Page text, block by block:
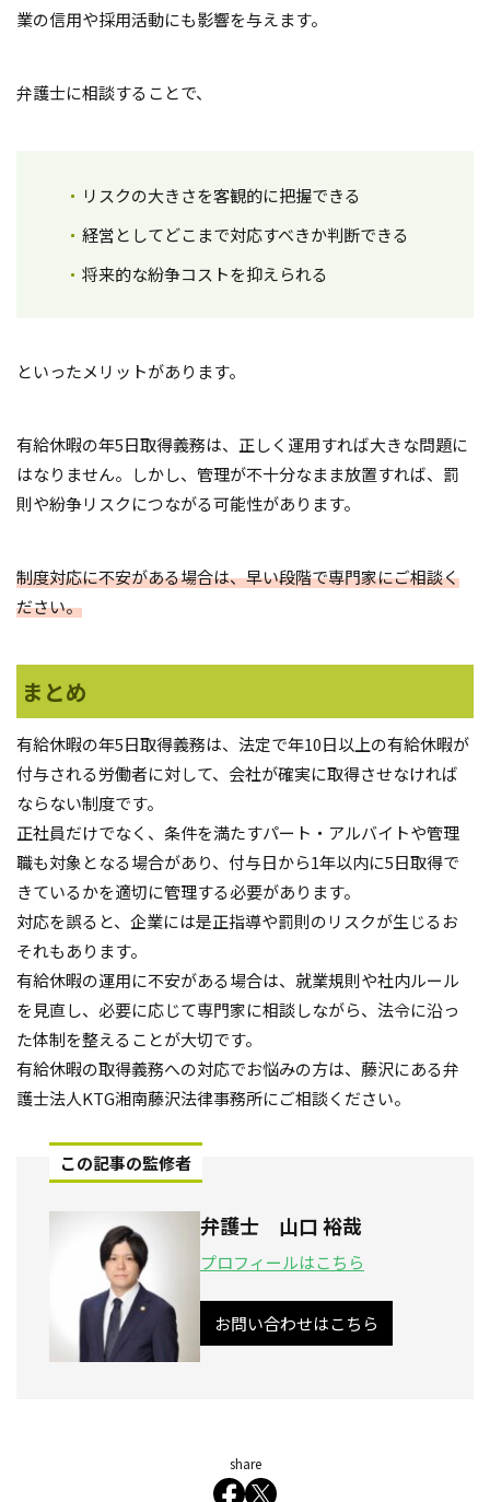
業の信用や採用活動にも影響を与えます。
弁護士に相談することで、
リスクの大きさを客観的に把握できる
経営としてどこまで対応すべきか判断できる
将来的な紛争コストを抑えられる
といったメリットがあります。
有給休暇の年5日取得義務は、正しく運用すれば大きな問題に
はなりません。しかし、管理が不十分なまま放置すれば、罰
則や紛争リスクにつながる可能性があります。
制度対応に不安がある場合は、早い段階で専門家にご相談く
ださい。
まとめ
有給休暇の年5日取得義務は、法定で年10日以上の有給休暇が
付与される労働者に対して、会社が確実に取得させなければ
ならない制度です。
正社員だけでなく、条件を満たすパート・アルバイトや管理
職も対象となる場合があり、付与日から1年以内に5日取得で
きているかを適切に管理する必要があります。
対応を誤ると、企業には是正指導や罰則のリスクが生じるお
それもあります。
有給休暇の運用に不安がある場合は、就業規則や社内ルール
を見直し、必要に応じて専門家に相談しながら、法令に沿っ
た体制を整えることが大切です。
有給休暇の取得義務への対応でお悩みの方は、藤沢にある弁
護士法人KTG湘南藤沢法律事務所にご相談ください。
この記事の監修者
弁護士 山口 裕哉
プロフィールはこちら
お問い合わせはこちら
share